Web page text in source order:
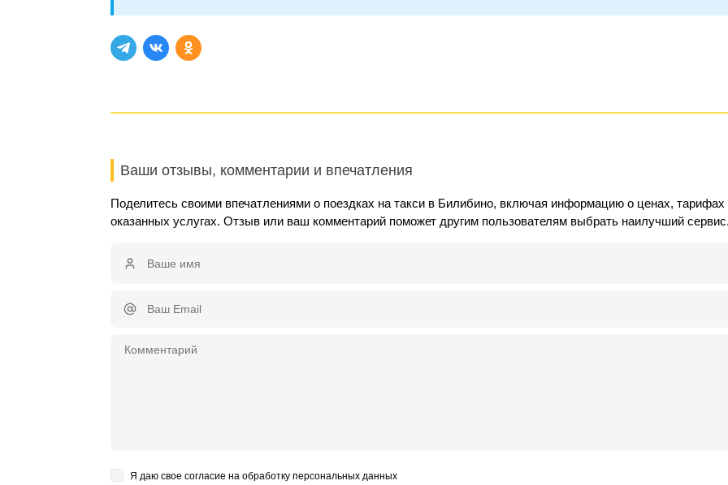
Ваши отзывы, комментарии и впечатления
Поделитесь своими впечатлениями о поездках на такси в Билибино, включая информацию о ценах, тарифах
оказанных услугах. Отзыв или ваш комментарий поможет другим пользователям выбрать наилучший
Я даю свое согласие на обработку персональных данных